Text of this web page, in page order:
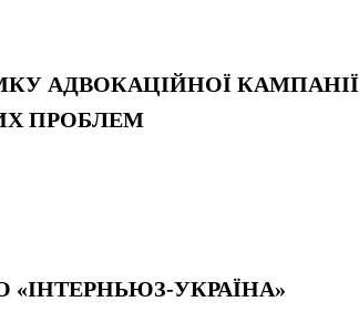
АДВОКАЦІЙНОЇ КАМПАНІЇ
ПРОБЛЕМ
УКРАЇНА»